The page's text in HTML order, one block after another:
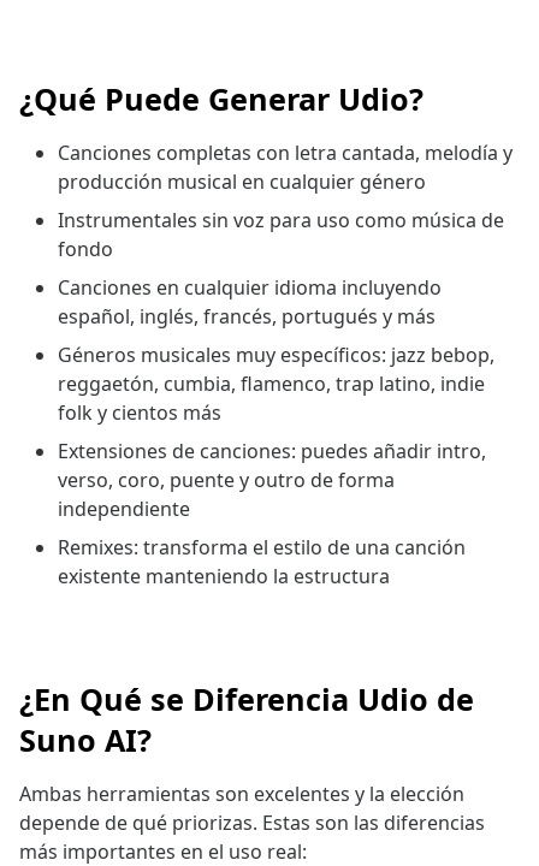
¿Qué Puede Generar Udio?
Canciones completas con letra cantada, melodía y
producción musical en cualquier género
Instrumentales sin voz para uso como música de
fondo
Canciones en cualquier idioma incluyendo
español, inglés, francés, portugués y más
Géneros musicales muy específicos: jazz bebop,
reggaetón, cumbia, flamenco, trap latino, indie
folk y cientos más
Extensiones de canciones: puedes añadir intro,
verso, coro, puente y outro de forma
independiente
Remixes: transforma el estilo de una canción
existente manteniendo la estructura
¿En Qué se Diferencia Udio de
Suno AI?
Ambas herramientas son excelentes y la elección
depende de qué priorizas. Estas son las diferencias
más importantes en el uso real: